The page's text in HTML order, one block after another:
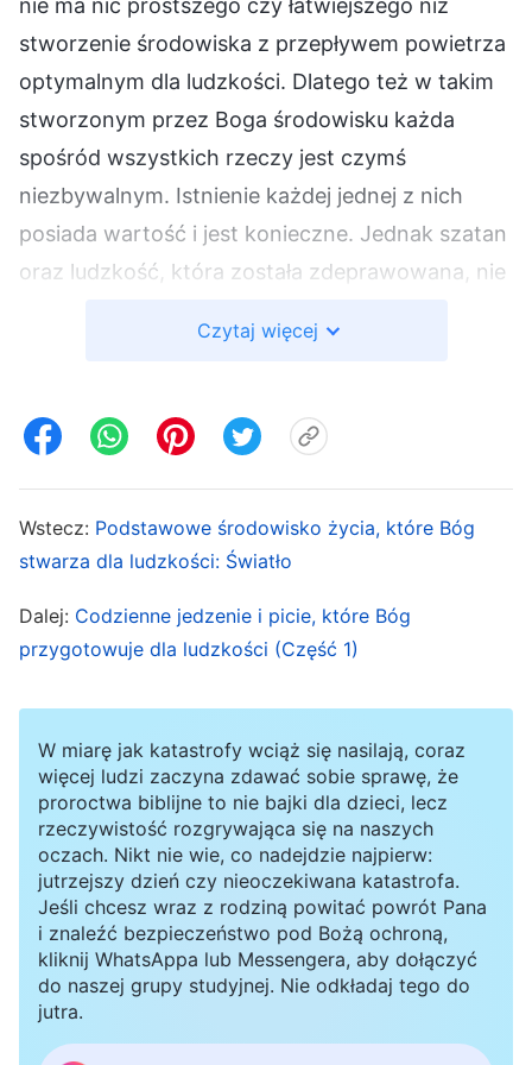
stworzenie środowiska z przepływem powietrza
optymalnym dla ludzkości. Dlatego też w takim
stworzonym przez Boga środowisku każda
spośród wszystkich rzeczy jest czymś
niezbywalnym. Istnienie każdej jednej z nich
posiada wartość i jest konieczne. Jednak szatan
oraz ludzkość, która została zdeprawowana, nie
przeobrażają i eksploatują ziemię, na próżno
wypełnieniu kanionów i zbudowaniu na
równinach drapaczy chmur tworzących
ludzkość będzie mogła wieść szczęśliwe życie,
że będzie mogła szczęśliwie się rozwijać i każdy
dzień przeżywać w szczęściu w tym
najodpowiedniejszym środowisku, które dla niej
ludzkość. Od temperatury po powietrze, od
dźwięku po światło – Bóg poczynił szczegółowe
plany i ustalenia, tak żeby ludzkie ciała oraz
środowisko życiowe człowieka nie były
narażone na wpływ warunków naturalnych, a
wręcz przeciwnie, żeby ludzkość mogła
normalnie żyć i rozmnażać się w zdrowej i
harmonijnej koegzystencji ze wszystkimi
Czytaj więcej
Wstecz: Podstawowe środowisko życia, które Bóg
stwarza dla ludzkości: Światło
Dalej: Codzienne jedzenie i picie, które Bóg
przygotowuje dla ludzkości (Część 1)
W miarę jak katastrofy wciąż się nasilają, coraz
więcej ludzi zaczyna zdawać sobie sprawę, że
proroctwa biblijne to nie bajki dla dzieci, lecz
rzeczywistość rozgrywająca się na naszych
oczach. Nikt nie wie, co nadejdzie najpierw:
jutrzejszy dzień czy nieoczekiwana katastrofa.
Jeśli chcesz wraz z rodziną powitać powrót Pana
i znaleźć bezpieczeństwo pod Bożą ochroną,
kliknij WhatsAppa lub Messengera, aby dołączyć
do naszej grupy studyjnej. Nie odkładaj tego do
jutra.